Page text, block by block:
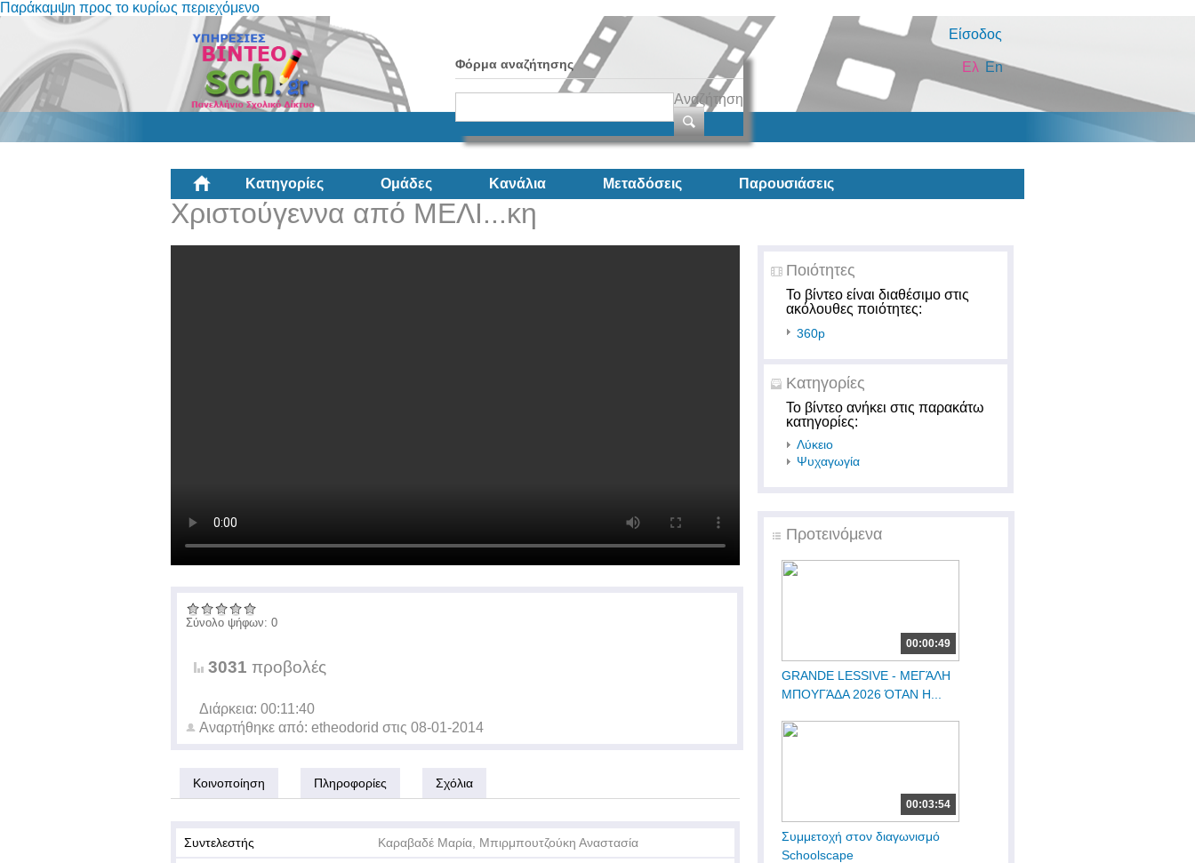
Παράκαμψη προς το κυρίως περιεχόμενο
Είσοδος
Φόρμα αναζήτησης
Αναζήτηση
En
Ελ
Κατηγορίες Ομάδες Κανάλια Μεταδόσεις Παρουσιάσεις
Χριστούγεννα από ΜΕΛΙ...κη
Ποιότητες
Το βίντεο είναι διαθέσιμο στις
ακόλουθες ποιότητες:
360p
Κατηγορίες
Το βίντεο ανήκει στις παρακάτω
κατηγορίες:
Λύκειο
Ψυχαγωγία
Προτεινόμενα
00:00:49
GRANDE LESSIVE - ΜΕΓΆΛΗ
ΜΠΟΥΓΆΔΑ 2026 ΌΤΑΝ Η...
00:03:54
Συμμετοχή στον διαγωνισμό
Schoolscape
Σύνολο ψήφων: 0
3031 προβολές
Διάρκεια: 00:11:40
Αναρτήθηκε από: etheodorid στις 08-01-2014
Κοινοποίηση Πληροφορίες Σχόλια
Συντελεστής Καραβαδέ Μαρία, Μπιρμπουτζούκη Αναστασία